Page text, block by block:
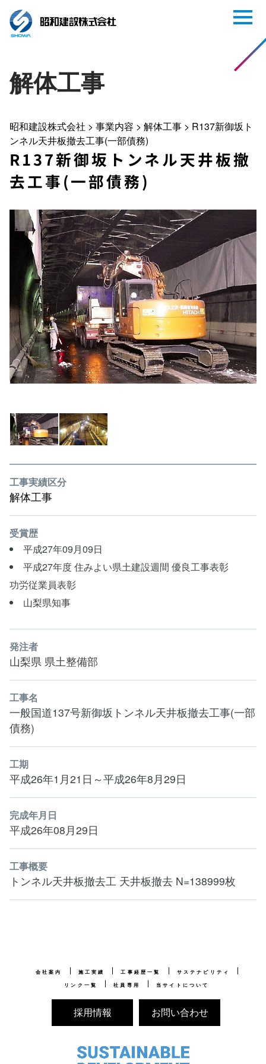
解体工事
昭和建設株式会社 > 事業内容 > 解体工事 > R137新御坂ト
ンネル天井板撤去工事(一部債務)
R137新御坂トンネル天井板撤
去工事(一部債務)
工事実績区分
解体工事
受賞歴
平成27年09月09日
平成27年度 住みよい県土建設週間 優良工事表彰
功労従業員表彰
山梨県知事
発注者
山梨県 県土整備部
工事名
一般国道137号新御坂トンネル天井板撤去工事(一部
債務)
工期
平成26年1月21日～平成26年8月29日
完成年月日
平成26年08月29日
工事概要
トンネル天井板撤去工 天井板撤去 N=138999枚
会社案内 施工実績 工事経歴一覧
サステナビリティ
リンク一覧
社員専用 当サイトについて
採用情報 お問い合わせ